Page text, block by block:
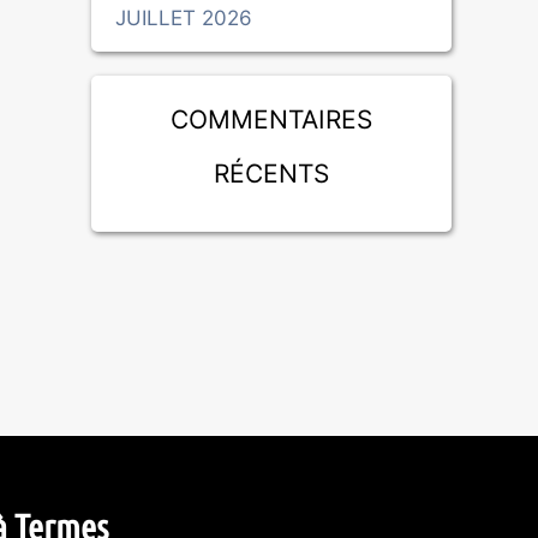
JUILLET 2026
Commentaires
récents
Termes